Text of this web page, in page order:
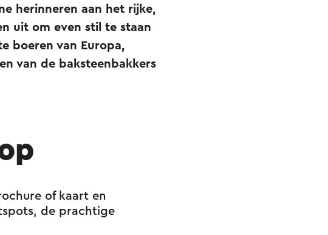
herinneren aan het rijke,
uit om even stil te staan
boeren van Europa,
van de baksteenbakkers
of kaart en
de prachtige